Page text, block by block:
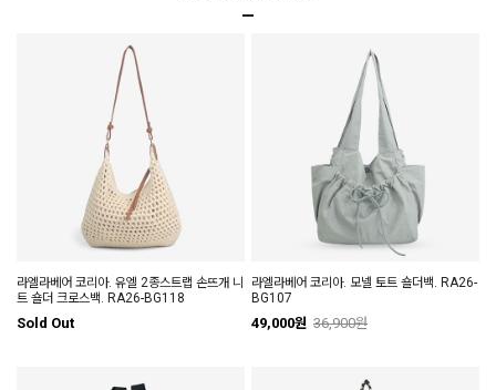
라엘라베어 코리아. 유엘 2종스트랩 손뜨개 니
트 숄더 크로스백. RA26-BG118
Sold Out
라엘라베어 코리아. 모넬 토트 숄더백. RA26-
BG107
49,000원 36,900원